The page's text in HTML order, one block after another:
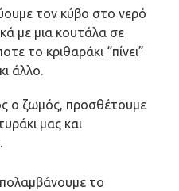
τον κύβο στο νερό
με μια κουτάλα σε
το κριθαράκι “πίνει”
άλλο.
ο ζωμός, προσθέτουμε
μας και
το